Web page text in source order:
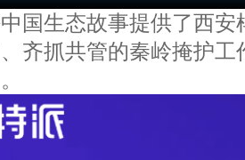
国生态故事提供了西安
齐抓共管的秦岭掩护工